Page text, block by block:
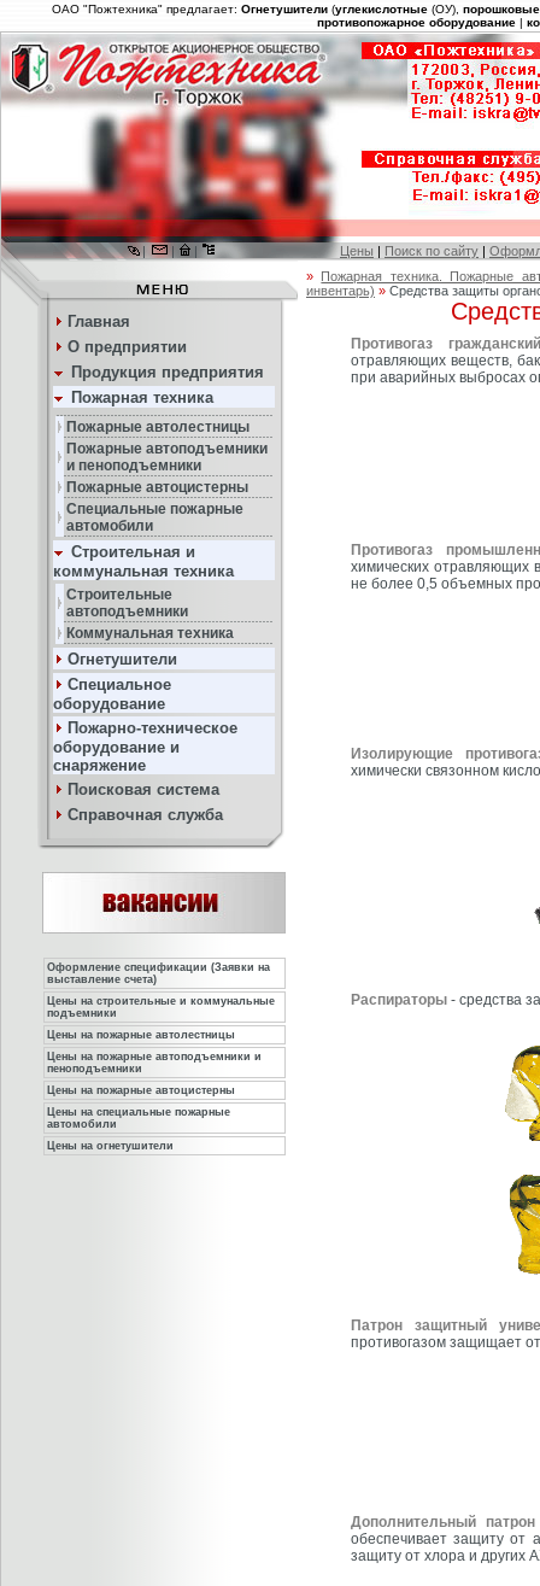
ОАО "Пожтехника" предлагает:Огнетушители (углекислотные (ОУ),порошковые
противопожарное оборудование |
| | | Цены | Поиск по сайту |
Главная
О предприятии
Продукция предприятия
Пожарная техника
Пожарные автолестницы
Пожарные автоподъемники
и пеноподъемники
Пожарные автоцистерны
Специальные пожарные
автомобили
Строительная и
коммунальная техника
Строительные
автоподъемники
Коммунальная техника
Огнетушители
Специальное
оборудование
Пожарно-техническое
оборудование и
снаряжение
Поисковая система
Справочная служба
Оформление спецификации (Заявки на
выставление счета)
Цены на строительные и коммунальные
подъемники
Цены на пожарные автолестницы
Цены на пожарные автоподъемники и
пеноподъемники
Цены на пожарные автоцистерны
Цены на специальные пожарные
автомобили
Цены на огнетушители
» Пожарная техника. Пожарные
инвентарь) » Средства защиты
Противогаз
отравляющих веществ,
при аварийных выбросах
Противогаз
химических отравляющих
не более 0,5 объемных
Изолирующие
химически связонном
Распираторы - средства
Патрон защитный
противогазом защищает
Дополнительный
обеспечивает защиту от
защиту от хлора и других